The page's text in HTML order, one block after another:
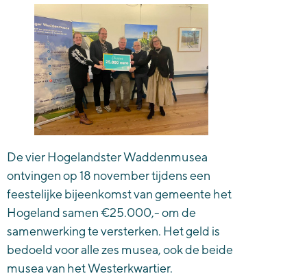
De vier Hogelandster Waddenmusea
ontvingen op 18 november tijdens een
feestelijke bijeenkomst van gemeente het
Hogeland samen €25.000,- om de
samenwerking te versterken. Het geld is
bedoeld voor alle zes musea, ook de beide
musea van het Westerkwartier.